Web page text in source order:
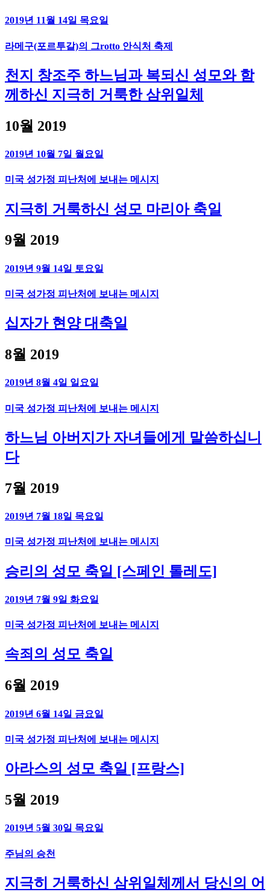
2019년 11월 14일 목요일
라메구(포르투갈)의 그rotto 안식처 축제
천지 창조주 하느님과 복되신 성모와 함
께하신 지극히 거룩한 삼위일체
10월 2019
2019년 10월 7일 월요일
미국 성가정 피난처에 보내는 메시지
지극히 거룩하신 성모 마리아 축일
9월 2019
2019년 9월 14일 토요일
미국 성가정 피난처에 보내는 메시지
십자가 현양 대축일
8월 2019
2019년 8월 4일 일요일
미국 성가정 피난처에 보내는 메시지
하느님 아버지가 자녀들에게 말씀하십니
다
7월 2019
2019년 7월 18일 목요일
미국 성가정 피난처에 보내는 메시지
승리의 성모 축일 [스페인 톨레도]
2019년 7월 9일 화요일
미국 성가정 피난처에 보내는 메시지
속죄의 성모 축일
6월 2019
2019년 6월 14일 금요일
미국 성가정 피난처에 보내는 메시지
아라스의 성모 축일 [프랑스]
5월 2019
2019년 5월 30일 목요일
주님의 승천
지극히 거룩하신 삼위일체께서 당신의 어